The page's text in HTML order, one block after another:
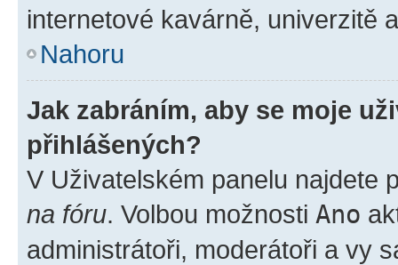
internetové kavárně, univerzitě
Nahoru
Jak zabráním, aby se moje
přihlášených?
V Uživatelském panelu najdete
na fóru. Volbou možnosti Ano
administrátoři, moderátoři a vy